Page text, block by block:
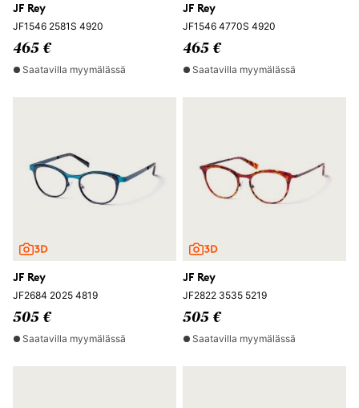
JF Rey
JF1546 2581S 4920
465 €
Saatavilla myymälässä
JF Rey
JF1546 4770S 4920
465 €
Saatavilla myymälässä
JF Rey
JF2684 2025 4819
505 €
Saatavilla myymälässä
JF Rey
JF2822 3535 5219
505 €
Saatavilla myymälässä